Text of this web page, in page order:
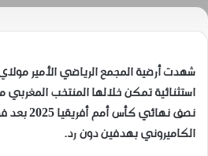
​شهدت أرضية المجمع الرياضي الأمير
استثنائية تمكن خلالها المنتخب المغربي
نصف نهائي
الكاميروني بهدفين دون رد.